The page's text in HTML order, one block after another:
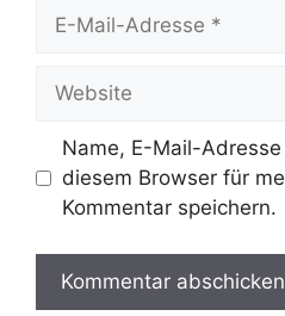
Website
Name, E-Mail-
diesem Browser für
Kommentar speichern.